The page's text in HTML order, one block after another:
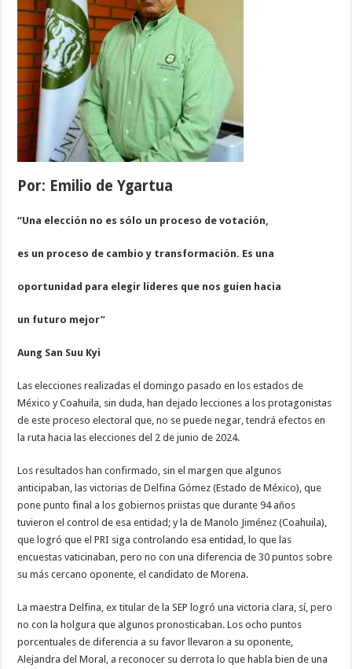
Por: Emilio de Ygartua
“Una elección no es sólo un proceso de votación,
es un proceso de cambio y transformación. Es una
oportunidad para elegir líderes que nos guíen hacia
un futuro mejor”
Aung San Suu Kyi
L as elecciones realizadas el domingo pasado en los estados de
México y Coahuila, sin duda, han dejado lecciones a los protagonistas
de este proceso electoral que, no se puede negar, tendrá efectos en
la ruta hacia las elecciones del 2 de junio de 2024.
Los resultados han confirmado, sin el margen que algunos
anticipaban, las victorias de Delfina Gómez (Estado de México), que
pone punto final a los gobiernos priistas que durante 94 años
tuvieron el control de esa entidad; y la de Manolo Jiménez (Coahuila),
que logró que el PRI siga controlando esa entidad, lo que las
encuestas vaticinaban, pero no con una diferencia de 30 puntos sobre
su más cercano oponente, el candidato de Morena.
La maestra Delfina, ex titular de la SEP logró una victoria clara, sí, pero
no con la holgura que algunos pronosticaban. Los ocho puntos
porcentuales de diferencia a su favor llevaron a su oponente,
Alejandra del Moral, a reconocer su derrota lo que habla bien de una